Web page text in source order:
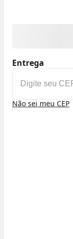
Entrega
Não sei meu CEP